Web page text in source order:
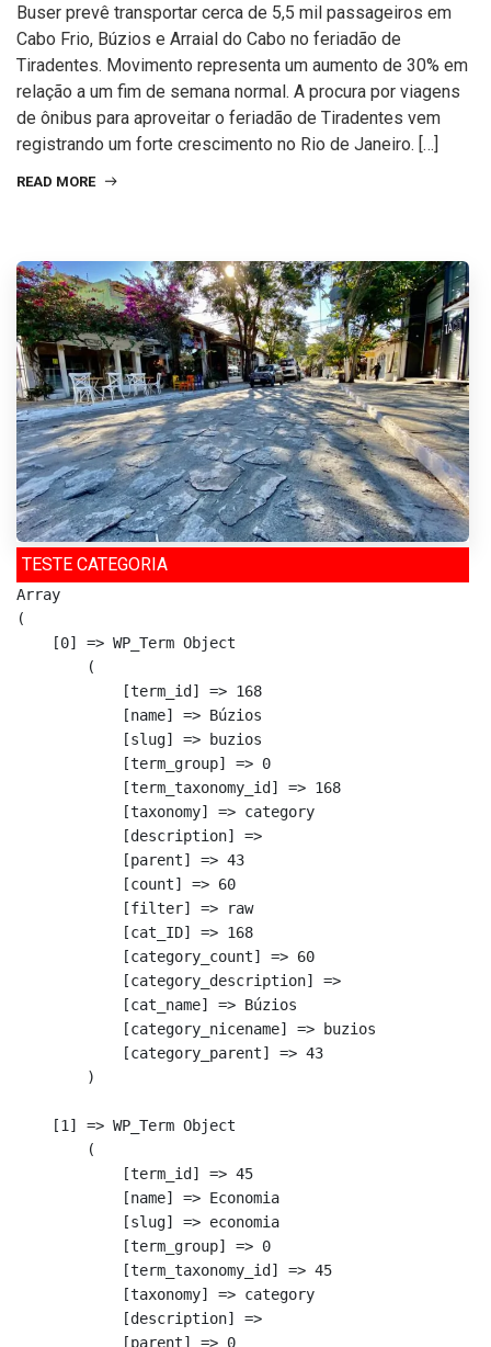
Buser prevê transportar cerca de 5,5 mil passageiros em
Cabo Frio, Búzios e Arraial do Cabo no feriadão de
Tiradentes. Movimento representa um aumento de 30% em
relação a um fim de semana normal. A procura por viagens
de ônibus para aproveitar o feriadão de Tiradentes vem
registrando um forte crescimento no Rio de Janeiro. […]
READ MORE
TESTE CATEGORIA
Array
(
    [0] => WP_Term Object
        (
            [term_id] => 168
            [name] => Búzios
            [slug] => buzios
            [term_group] => 0
            [term_taxonomy_id] => 168
            [taxonomy] => category
            [description] =>
            [parent] => 43
            [count] => 60
            [filter] => raw
            [cat_ID] => 168
            [category_count] => 60
            [category_description] =>
            [cat_name] => Búzios
            [category_nicename] => buzios
            [category_parent] => 43
        )
    [1] => WP_Term Object
        (
            [term_id] => 45
            [name] => Economia
            [slug] => economia
            [term_group] => 0
            [term_taxonomy_id] => 45
            [taxonomy] => category
            [description] =>
            [parent] => 0